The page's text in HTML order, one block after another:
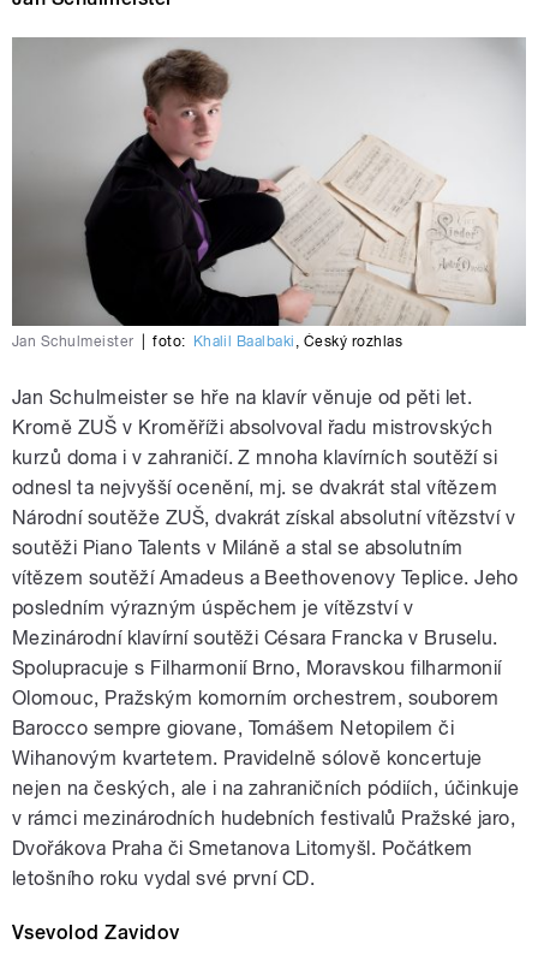
Jan Schulmeister foto: Khalil Baalbaki , Český rozhlas
Jan Schulmeister se hře na klavír věnuje od pěti let.
Kromě ZUŠ v Kroměříži absolvoval řadu mistrovských
kurzů doma i v zahraničí. Z mnoha klavírních soutěží si
odnesl ta nejvyšší ocenění, mj. se dvakrát stal vítězem
Národní soutěže ZUŠ, dvakrát získal absolutní vítězství v
soutěži Piano Talents v Miláně a stal se absolutním
vítězem soutěží Amadeus a Beethovenovy Teplice. Jeho
posledním výrazným úspěchem je vítězství v
Mezinárodní klavírní soutěži Césara Francka v Bruselu.
Spolupracuje s Filharmonií Brno, Moravskou filharmonií
Olomouc, Pražským komorním orchestrem, souborem
Barocco sempre giovane, Tomášem Netopilem či
Wihanovým kvartetem. Pravidelně sólově koncertuje
nejen na českých, ale i na zahraničních pódiích, účinkuje
v rámci mezinárodních hudebních festivalů Pražské jaro,
Dvořákova Praha či Smetanova Litomyšl. Počátkem
letošního roku vydal své první CD.
Vsevolod Zavidov